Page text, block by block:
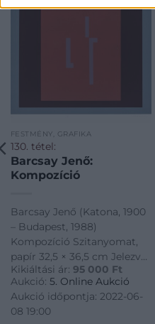
FESTMÉNY, GRAFIKA
130. tétel:
Barcsay Jenő:
Kompozíció
Barcsay Jenő (Katona, 1900
– Budapest, 1988)
Kompozíció Szitanyomat,
papír 32,5 × 36,5 cm Jelezve
balra lent: 29/140 Jelezve
középen lent: VI. Jelezve
jobbra lent: Barcsay
Kikiáltási ár: 95 000 Ft
Aukció: 5. Online Aukció
Aukció időpontja: 2022-06-
08 19:00